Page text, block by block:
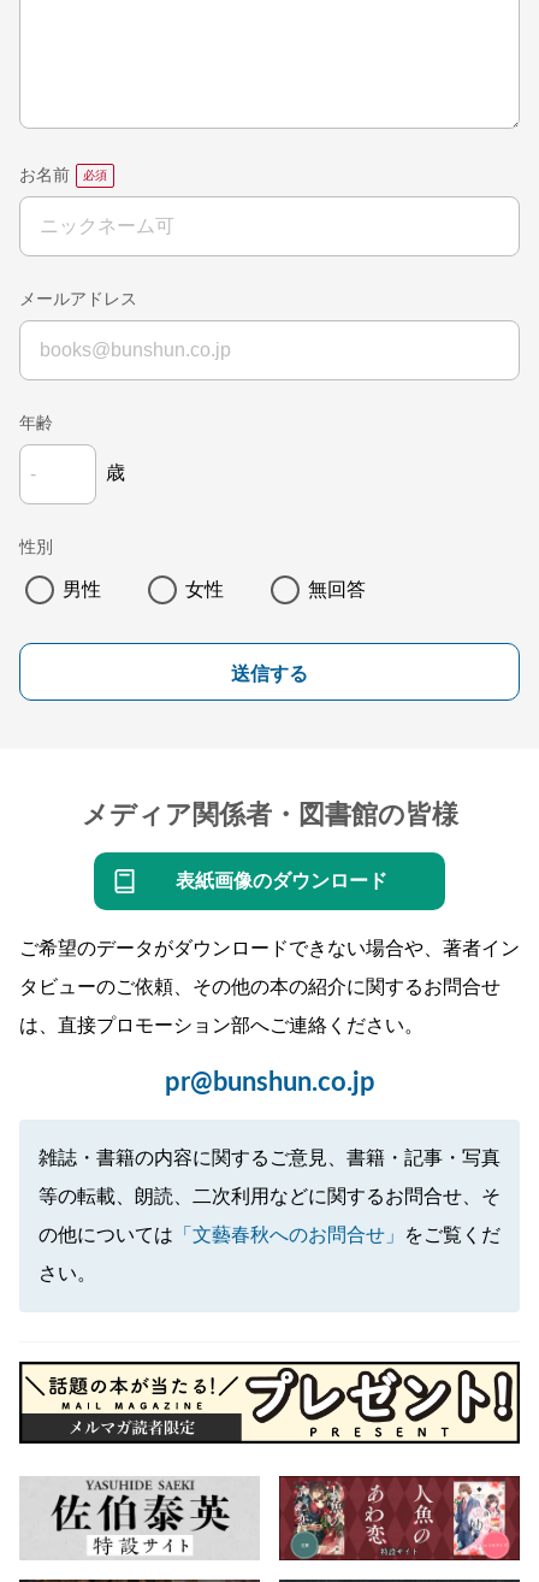
お名前
メールアドレス
年齢
歳
性別
男性 女性 無回答
送信する
メディア関係者・図書館の皆様
表紙画像のダウンロード
ご希望のデータがダウンロードできない場合や、著者イン
タビューのご依頼、その他の本の紹介に関するお問合せ
は、直接プロモーション部へご連絡ください。
pr@bunshun.co.jp
雑誌・書籍の内容に関するご意見、書籍・記事・写真
等の転載、朗読、二次利用などに関するお問合せ、そ
の他については 「文藝春秋へのお問合せ」
をご覧くだ
さい。